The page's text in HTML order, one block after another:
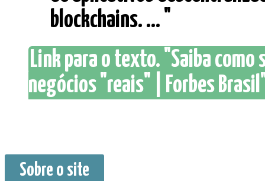
blockchains. ... "
Link para o texto. "Saiba como
negócios "reais" | Forbes
Sobre o site